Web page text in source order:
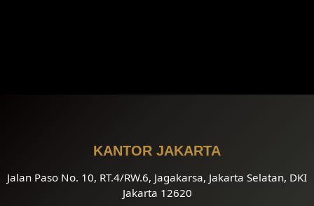
KANTOR JAKARTA
Jalan Paso No. 10, RT.4/RW.6, Jagakarsa, Jakarta Selatan, DKI
Jakarta 12620